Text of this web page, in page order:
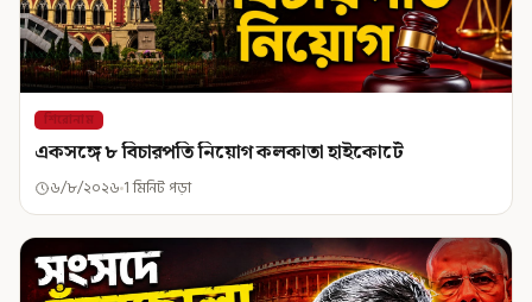
শিরোনাম
একসঙ্গে ৮ বিচারপতি নিয়োগ কলকাতা হাইকোর্টে
৬/৮/২০২৬ 1 মিনিট পড়া